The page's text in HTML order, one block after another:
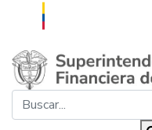
Saltar al contenido principal